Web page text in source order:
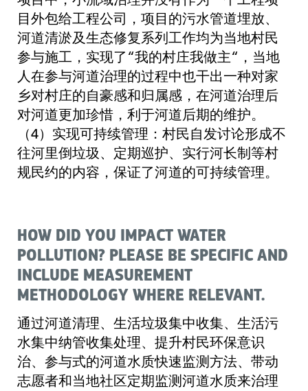
目外包给工程公司，项目的污水管道埋放、
河道清淤及生态修复系列工作均为当地村民
参与施工，实现了“我的村庄我做主“，当地
人在参与河道治理的过程中也干出一种对家
乡对村庄的自豪感和归属感，在河道治理后
对河道更加珍惜，利于河道后期的维护。
（4）实现可持续管理：村民自发讨论形成不
往河里倒垃圾、定期巡护、实行河长制等村
规民约的内容，保证了河道的可持续管理。
HOW DID YOU IMPACT WATER
POLLUTION? PLEASE BE SPECIFIC AND
INCLUDE MEASUREMENT
METHODOLOGY WHERE RELEVANT.
通过河道清理、生活垃圾集中收集、生活污
水集中纳管收集处理、提升村民环保意识
治、参与式的河道水质快速监测方法、带动
志愿者和当地社区定期监测河道水质来治理